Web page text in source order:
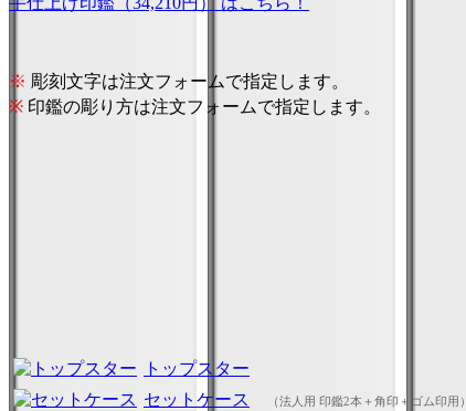
※ 彫刻文字は注文フォームで指定します。
※ 印鑑の彫り方は注文フォームで指定します。
トップスター
セットケース
（法人用 印鑑2本＋角印＋ゴム印用）